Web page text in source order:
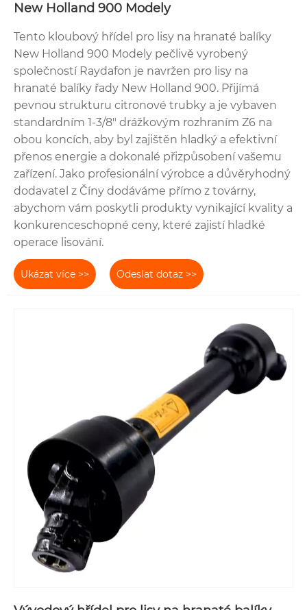
New Holland 900 Modely
Tento kloubový hřídel pro lisy na hranaté balíky
New Holland 900 Modely pečlivě vyrobený
společností Raydafon je navržen pro lisy na
hranaté balíky řady New Holland 900. Přijímá
pevnou strukturu citronové trubky a je vybaven
standardním 1-3/8" drážkovým rozhraním Z6 na
obou koncích, aby byl zajištěn hladký a efektivní
přenos energie a dokonalé přizpůsobení vašemu
zařízení. Jako profesionální výrobce a důvěryhodný
dodavatel z Číny dodáváme přímo z továrny,
abychom vám poskytli produkty vynikající kvality a
konkurenceschopné ceny, které zajistí hladké
operace lisování.
Ukázat více >> Odeslat dotaz >>